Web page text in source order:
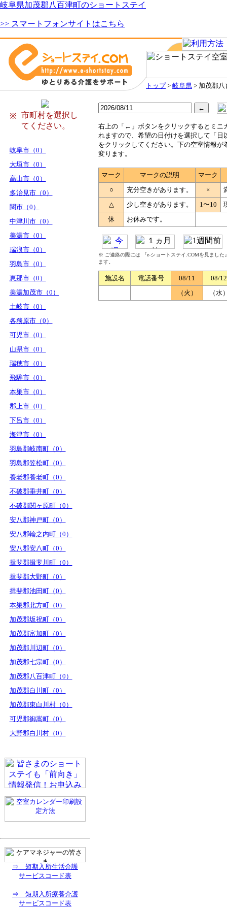
岐阜県加茂郡八百津町のショートステイ
>> スマートフォンサイトはこちら
トップ> 岐阜県 > 加茂郡八
※
市町村を選択し
てください。
岐阜市（0）
大垣市（0）
高山市（0）
多治見市（0）
関市（0）
中津川市（0）
美濃市（0）
瑞浪市（0）
羽島市（0）
恵那市（0）
美濃加茂市（0）
土岐市（0）
各務原市（0）
可児市（0）
山県市（0）
瑞穂市（0）
飛騨市（0）
本巣市（0）
郡上市（0）
下呂市（0）
海津市（0）
羽島郡岐南町（0）
羽島郡笠松町（0）
養老郡養老町（0）
不破郡垂井町（0）
不破郡関ヶ原町（0）
安八郡神戸町（0）
安八郡輪之内町（0）
安八郡安八町（0）
揖斐郡揖斐川町（0）
揖斐郡大野町（0）
揖斐郡池田町（0）
本巣郡北方町（0）
加茂郡坂祝町（0）
加茂郡富加町（0）
加茂郡川辺町（0）
加茂郡七宗町（0）
加茂郡八百津町（0）
加茂郡白川町（0）
加茂郡東白川村（0）
可児郡御嵩町（0）
大野郡白川村（0）
⇒ 短期入所生活介護
サービスコード表
⇒ 短期入所療養介護
サービスコード表
右上の「←」ボタンをクリックするとミニ
れますので、希望の日付けを選択して「日
をクリックしてください。下の空室情報が
変ります。
マーク マークの説明
マーク
○
充分空きがあります。 ×
△
少し空きがあります。 1〜10
休
お休みです。
※ ご連絡の際には 『e-ショートステイ.COMを見まし
ます。
施設名 電話番号 08/11
08/12
（火）
（水